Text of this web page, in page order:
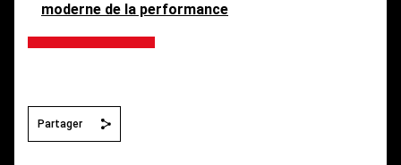
moderne de la performance
Partager